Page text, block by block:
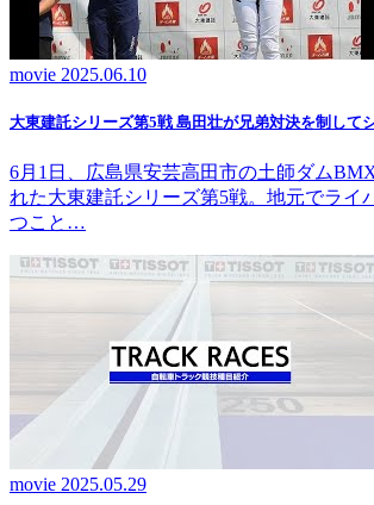
movie 2025.06.10
大東建託シリーズ第5戦 島田壮が兄弟対決を制して
6月1日、広島県安芸高田市の土師ダム
れた大東建託シリーズ第5戦。地元でライ
つこと…
movie 2025.05.29